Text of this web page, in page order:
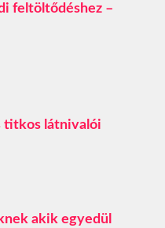
feltöltődéshez –
titkos látnivalói
akik egyedül